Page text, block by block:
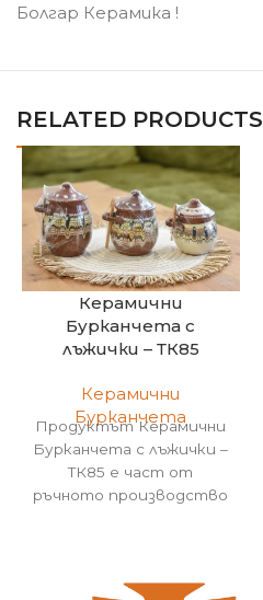
Болгар Керамика !
RELATED PRODUCTS
Керамични
Бурканчета с
лъжички – ТК85
Керамични
Бурканчета
Продуктът Керамични
Бурканчета с лъжички –
ТК85 е част от
ръчното производство